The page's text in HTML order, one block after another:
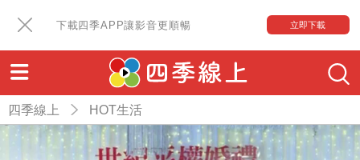
下載四季APP讓影音更順暢 立即下載
四季線上 HOT生活